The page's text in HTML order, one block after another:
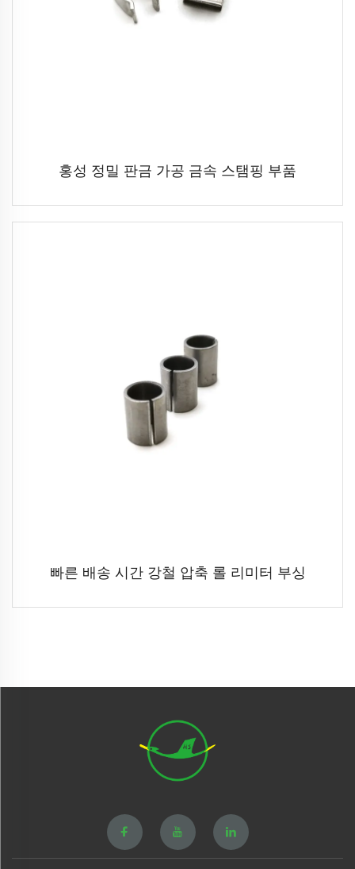
홍성 정밀 판금 가공 금속 스탬핑 부품
빠른 배송 시간 강철 압축 롤 리미터 부싱